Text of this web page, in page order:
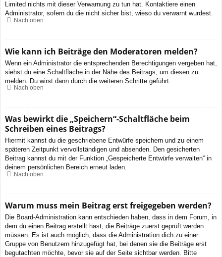
Limited nichts mit dieser Verwarnung zu tun hat. Kontaktiere einen
Administrator, sofern du die nicht sicher bist, wieso du verwarnt wurdest.
Nach oben
Wie kann ich Beiträge den Moderatoren melden?
Wenn ein Administrator die entsprechenden Berechtigungen vergeben hat,
siehst du eine Schaltfläche in der Nähe des Beitrags, um diesen zu
melden. Du wirst dann durch die weiteren Schritte geführt.
Nach oben
Was bewirkt die „Speichern“-Schaltfläche beim
Schreiben eines Beitrags?
Hiermit kannst du die geschriebene Entwürfe speichern und zu einem
späteren Zeitpunkt vervollständigen und absenden. Den gesicherten
Beitrag kannst du mit der Funktion „Gespeicherte Entwürfe verwalten“ in
deinem persönlichen Bereich erneut laden.
Nach oben
Warum muss mein Beitrag erst freigegeben werden?
Die Board-Administration kann entschieden haben, dass in dem Forum, in
dem du einen Beitrag erstellt hast, die Beiträge zuerst geprüft werden
müssen. Es ist auch möglich, dass die Administration dich zu einer
Gruppe von Benutzern hinzugefügt hat, bei denen sie die Beiträge erst
begutachten möchte, bevor sie auf der Seite sichtbar werden. Bitte